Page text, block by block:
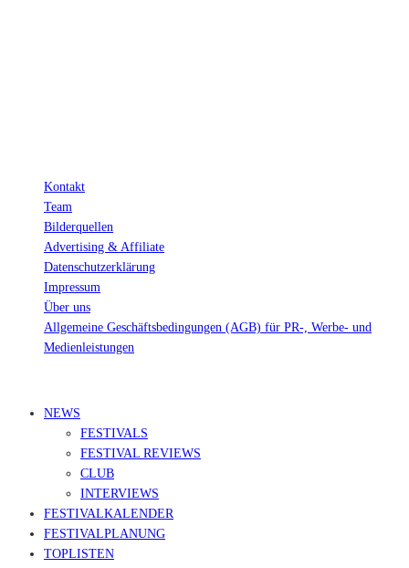
Kontakt
Team
Bilderquellen
Advertising & Affiliate
Datenschutzerklärung
Impressum
Über uns
Allgemeine Geschäftsbedingungen (AGB) für PR-, Werbe- und
Medienleistungen
NEWS
FESTIVALS
FESTIVAL REVIEWS
CLUB
INTERVIEWS
FESTIVALKALENDER
FESTIVALPLANUNG
TOPLISTEN